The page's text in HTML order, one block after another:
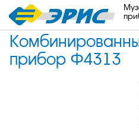
прибор Ф4313